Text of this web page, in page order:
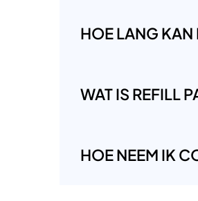
HOE LANG KAN
WAT IS REFILL
HOE NEEM IK